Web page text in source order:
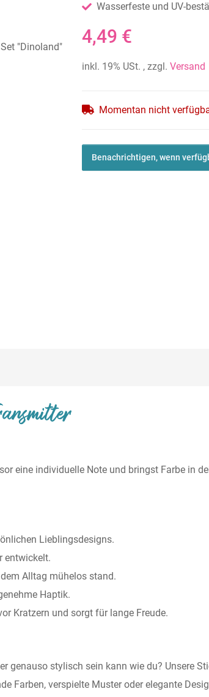
Wasserfeste und UV-
4,49 €
inkl. 19% USt. , zzgl. Versand
Momentan nicht
Benachrichtigen, wenn
eine individuelle Note und bringst Farbe in
Lieblingsdesigns.
entwickelt.
Alltag mühelos stand.
Haptik.
Kratzern und sorgt für lange Freude.
genauso stylisch sein kann wie du? Unsere
Farben, verspielte Muster oder elegante